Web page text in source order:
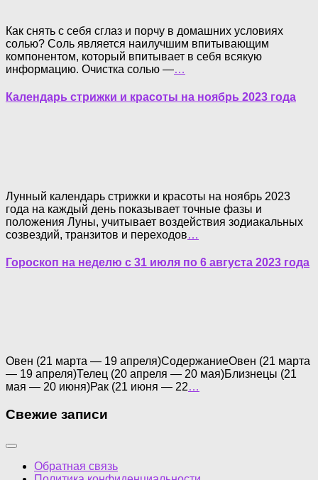
Как снять с себя сглаз и порчу в домашних условиях
солью? Соль является наилучшим впитывающим
компонентом, который впитывает в себя всякую
информацию. Очистка солью —…
Календарь стрижки и красоты на ноябрь 2023 года
Лунный календарь стрижки и красоты на ноябрь 2023
года на каждый день показывает точные фазы и
положения Луны, учитывает воздействия зодиакальных
созвездий, транзитов и переходов…
Гороскоп на неделю с 31 июля по 6 августа 2023 года
Овен (21 марта — 19 апреля)СодержаниеОвен (21 марта
— 19 апреля)Телец (20 апреля — 20 мая)Близнецы (21
мая — 20 июня)Рак (21 июня — 22…
Свежие записи
Обратная связь